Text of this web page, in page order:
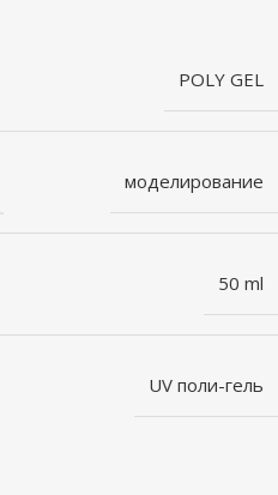
POLY GEL
моделирование
50 ml
UV поли-гель